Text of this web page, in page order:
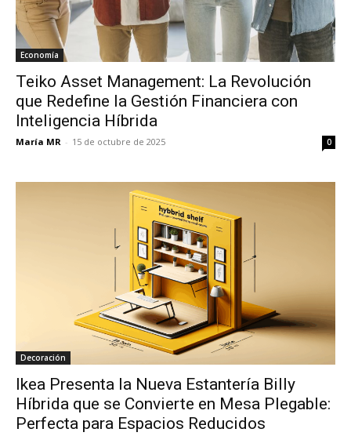
Economía
Teiko Asset Management: La Revolución
que Redefine la Gestión Financiera con
Inteligencia Híbrida
María MR - 15 de octubre de 2025 0
Decoración
Ikea Presenta la Nueva Estantería Billy
Híbrida que se Convierte en Mesa Plegable:
Perfecta para Espacios Reducidos